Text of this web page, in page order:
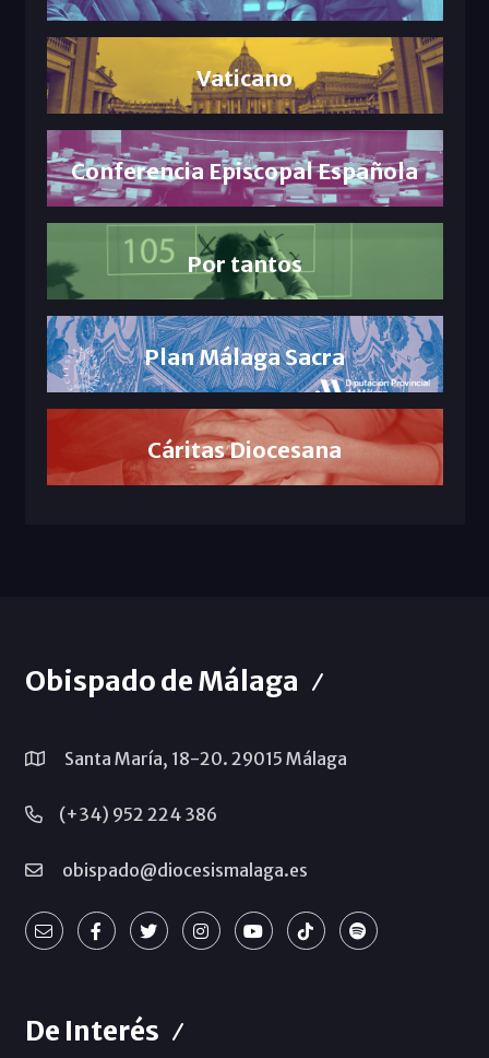
Vaticano
Conferencia Episcopal Española
Por tantos
Plan Málaga Sacra
Cáritas Diocesana
Obispado de Málaga
Santa María, 18-20. 29015 Málaga
(+34) 952 224 386
obispado@diocesismalaga.es
De Interés